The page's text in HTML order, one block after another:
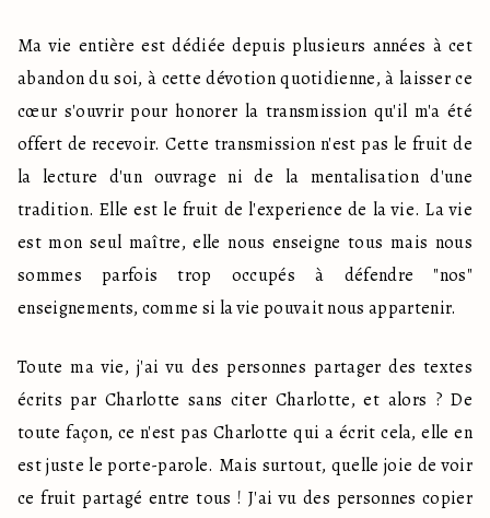
Ma vie entière est dédiée depuis plusieurs années à cet
abandon du soi, à cette dévotion quotidienne, à laisser ce
cœur s'ouvrir pour honorer la transmission qu'il m'a été
offert de recevoir. Cette transmission n'est pas le fruit de
la lecture d'un ouvrage ni de la mentalisation d'une
tradition. Elle est le fruit de l'experience de la vie. La vie
est mon seul maître, elle nous enseigne tous mais nous
sommes parfois trop occupés à défendre "nos"
enseignements, comme si la vie pouvait nous appartenir.
Toute ma vie, j'ai vu des personnes partager des textes
écrits par Charlotte sans citer Charlotte, et alors ? De
toute façon, ce n'est pas Charlotte qui a écrit cela, elle en
est juste le porte-parole. Mais surtout, quelle joie de voir
ce fruit partagé entre tous ! J'ai vu des personnes copier